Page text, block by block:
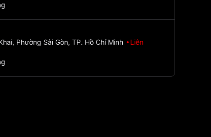
Phường Sài Gòn, TP. Hồ Chí Minh
Liên